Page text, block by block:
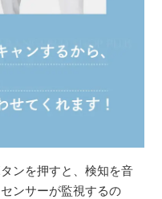
ンを押すと、検知を音
ンサーが監視するの